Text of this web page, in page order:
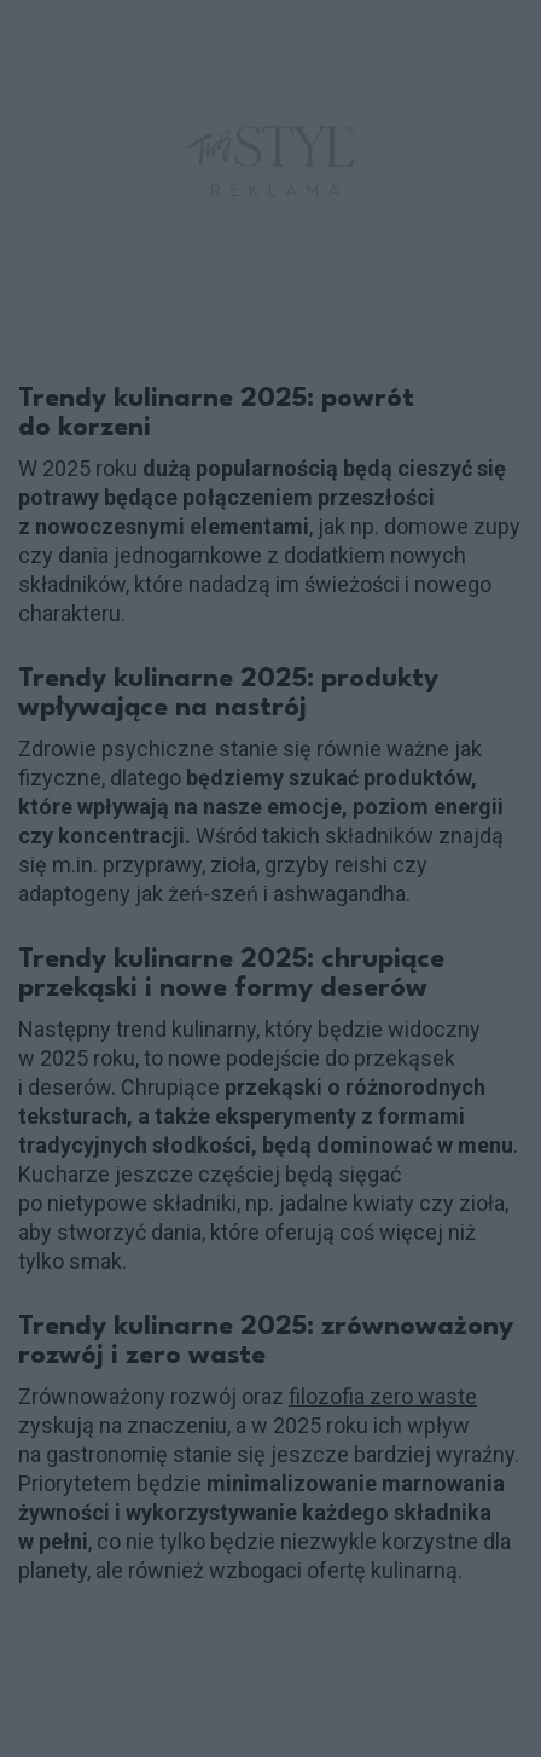
Trendy kulinarne 2025: powrót
do korzeni
W 2025 roku dużą popularnością będą cieszyć się
potrawy będące połączeniem przeszłości
z nowoczesnymi elementami, jak np. domowe zupy
czy dania jednogarnkowe z dodatkiem nowych
składników, które nadadzą im świeżości i nowego
charakteru.
Trendy kulinarne 2025: produkty
wpływające na nastrój
Zdrowie psychiczne stanie się równie ważne jak
fizyczne, dlatego będziemy szukać produktów,
które wpływają na nasze emocje, poziom energii
czy koncentracji. Wśród takich składników znajdą
się m.in. przyprawy, zioła, grzyby reishi czy
adaptogeny jak żeń-szeń i ashwagandha.
Trendy kulinarne 2025: chrupiące
przekąski i nowe formy deserów
Następny trend kulinarny, który będzie widoczny
w 2025 roku, to nowe podejście do przekąsek
i deserów. Chrupiące przekąski o różnorodnych
teksturach, a także eksperymenty z formami
tradycyjnych słodkości, będą dominować w menu.
Kucharze jeszcze częściej będą sięgać
po nietypowe składniki, np. jadalne kwiaty czy zioła,
aby stworzyć dania, które oferują coś więcej niż
tylko smak.
Trendy kulinarne 2025: zrównoważony
rozwój i zero waste
Zrównoważony rozwój oraz filozofia zero waste
zyskują na znaczeniu, a w 2025 roku ich wpływ
na gastronomię stanie się jeszcze bardziej wyraźny.
Priorytetem będzie minimalizowanie marnowania
żywności i wykorzystywanie każdego składnika
w pełni, co nie tylko będzie niezwykle korzystne dla
planety, ale również wzbogaci ofertę kulinarną.